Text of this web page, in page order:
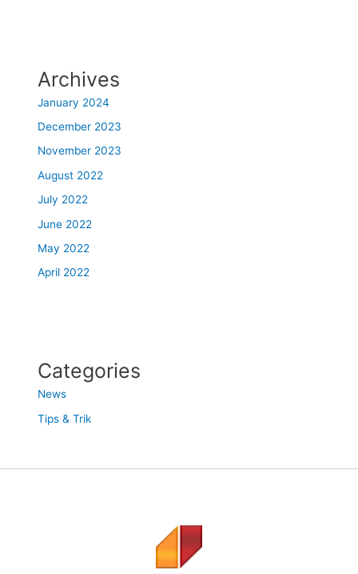
Archives
January 2024
December 2023
November 2023
August 2022
July 2022
June 2022
May 2022
April 2022
Categories
News
Tips & Trik